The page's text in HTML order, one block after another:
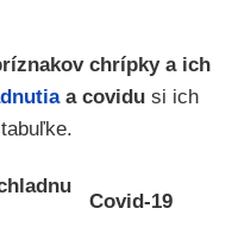
chrípky a ich
a covidu si ich
Covid-19